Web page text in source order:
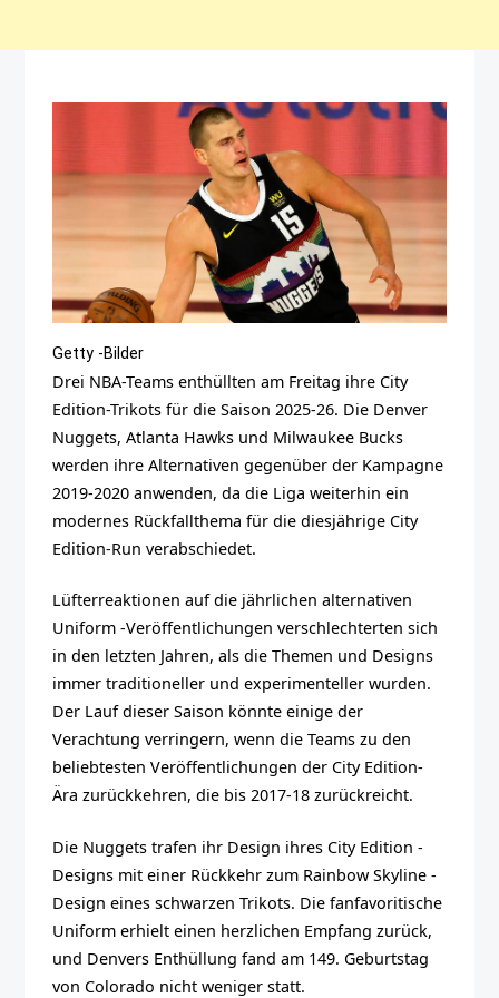
Getty -Bilder
Drei NBA-Teams enthüllten am Freitag ihre City
Edition-Trikots für die Saison 2025-26. Die Denver
Nuggets, Atlanta Hawks und Milwaukee Bucks
werden ihre Alternativen gegenüber der Kampagne
2019-2020 anwenden, da die Liga weiterhin ein
modernes Rückfallthema für die diesjährige City
Edition-Run verabschiedet.
Lüfterreaktionen auf die jährlichen alternativen
Uniform -Veröffentlichungen verschlechterten sich
in den letzten Jahren, als die Themen und Designs
immer traditioneller und experimenteller wurden.
Der Lauf dieser Saison könnte einige der
Verachtung verringern, wenn die Teams zu den
beliebtesten Veröffentlichungen der City Edition-
Ära zurückkehren, die bis 2017-18 zurückreicht.
Die Nuggets trafen ihr Design ihres City Edition -
Designs mit einer Rückkehr zum Rainbow Skyline -
Design eines schwarzen Trikots. Die fanfavoritische
Uniform erhielt einen herzlichen Empfang zurück,
und Denvers Enthüllung fand am 149. Geburtstag
von Colorado nicht weniger statt.